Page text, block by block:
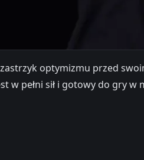
optymizmu przed
w pełni sił i gotowy do gry